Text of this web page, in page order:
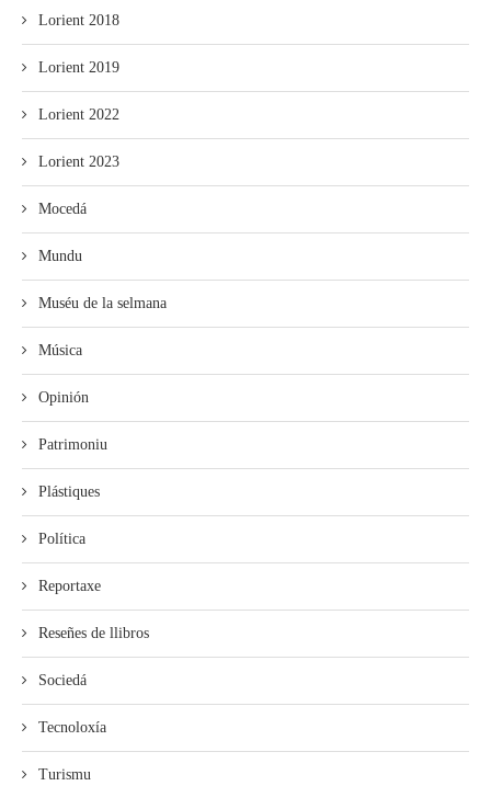
Lorient 2018
Lorient 2019
Lorient 2022
Lorient 2023
Mocedá
Mundu
Muséu de la selmana
Música
Opinión
Patrimoniu
Plástiques
Política
Reportaxe
Reseñes de llibros
Sociedá
Tecnoloxía
Turismu